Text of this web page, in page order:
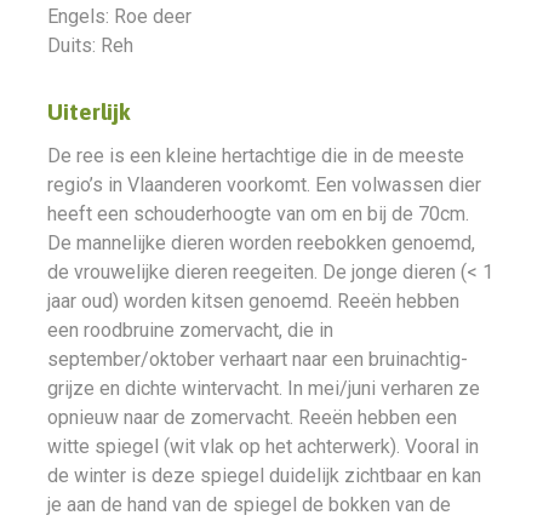
Engels: Roe deer
Duits: Reh
Uiterlijk
De ree is een kleine hertachtige die in de meeste
regio’s in Vlaanderen voorkomt. Een volwassen dier
heeft een schouderhoogte van om en bij de 70cm.
De mannelijke dieren worden reebokken genoemd,
de vrouwelijke dieren reegeiten. De jonge dieren (< 1
jaar oud) worden kitsen genoemd. Reeën hebben
een roodbruine zomervacht, die in
september/oktober verhaart naar een bruinachtig-
grijze en dichte wintervacht. In mei/juni verharen ze
opnieuw naar de zomervacht. Reeën hebben een
witte spiegel (wit vlak op het achterwerk). Vooral in
de winter is deze spiegel duidelijk zichtbaar en kan
je aan de hand van de spiegel de bokken van de